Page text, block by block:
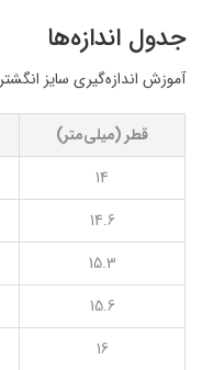
جدول اندازه‌ها
آموزش اندازه‌گیری سایز انگشتر
قطر (میلی‌متر)
14
14.6
15.3
15.6
16